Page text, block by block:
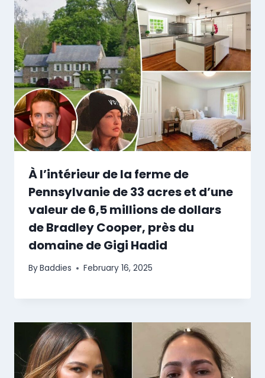
À l’intérieur de la ferme de
Pennsylvanie de 33 acres et d’une
valeur de 6,5 millions de dollars
de Bradley Cooper, près du
domaine de Gigi Hadid
ByBaddies February 16, 2025